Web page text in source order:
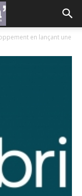
en lançant une